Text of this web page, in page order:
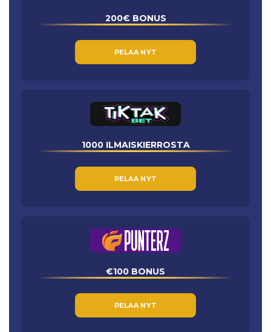
200€ BONUS
PELAA NYT
1000 ILMAISKIERROSTA
PELAA NYT
€100 BONUS
PELAA NYT